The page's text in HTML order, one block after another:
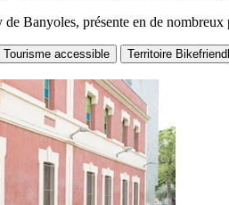
Banyoles, présente en de
Tourisme accessible Territoire